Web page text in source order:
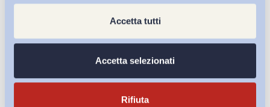
Accetta tutti
Accetta selezionati
Rifiuta